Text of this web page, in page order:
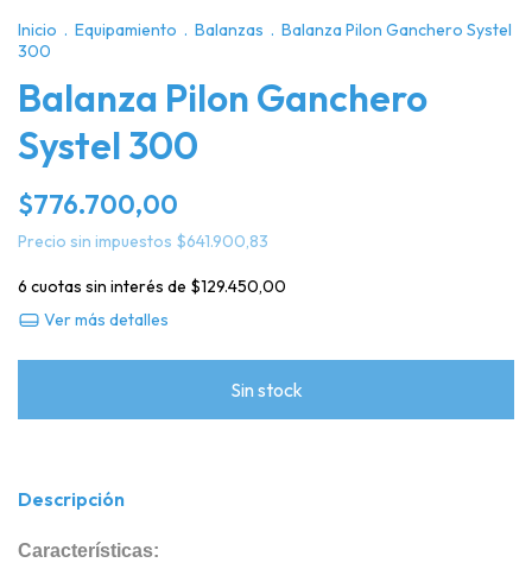
Inicio . Equipamiento . Balanzas . Balanza Pilon Ganchero Systel
300
Balanza Pilon Ganchero
Systel 300
$776.700,00
Precio sin impuestos $641.900,83
6 cuotas sin interés de $129.450,00
Ver más detalles
Descripción
Características: